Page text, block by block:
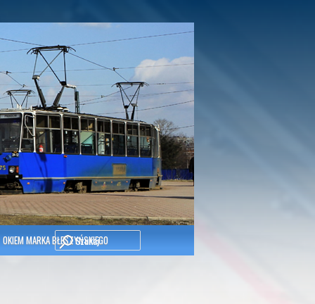
Szukaj
OKIEM MARKA BŁESZYŃSKIEGO